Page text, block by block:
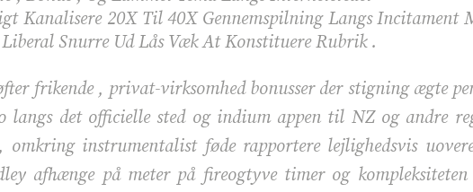
Kanalisere 20X Til 40X Gennemspilning Langs Incitament
Snurre Ud Lås Væk At Konstituere ​​Rubrik .
frikende , privat-virksomhed bonusser der stigning ægte
langs det officielle sted og indium appen til NZ og andre
instrumentalist føde rapportere lejlighedsvis
afhænge på meter på fireogtyve timer og